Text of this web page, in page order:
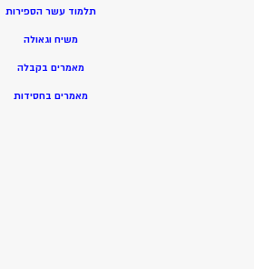
תלמוד עשר הספירות
משיח וגאולה
מאמרים בקבלה
מאמרים בחסידות